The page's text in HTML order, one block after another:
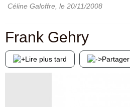
Céline Galoffre , le 20/11/2008
Frank Gehry
Lire plus tard Partager